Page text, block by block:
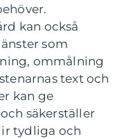
kan också
som
ommålning
text och
kan ge
säkerställer
tydliga och